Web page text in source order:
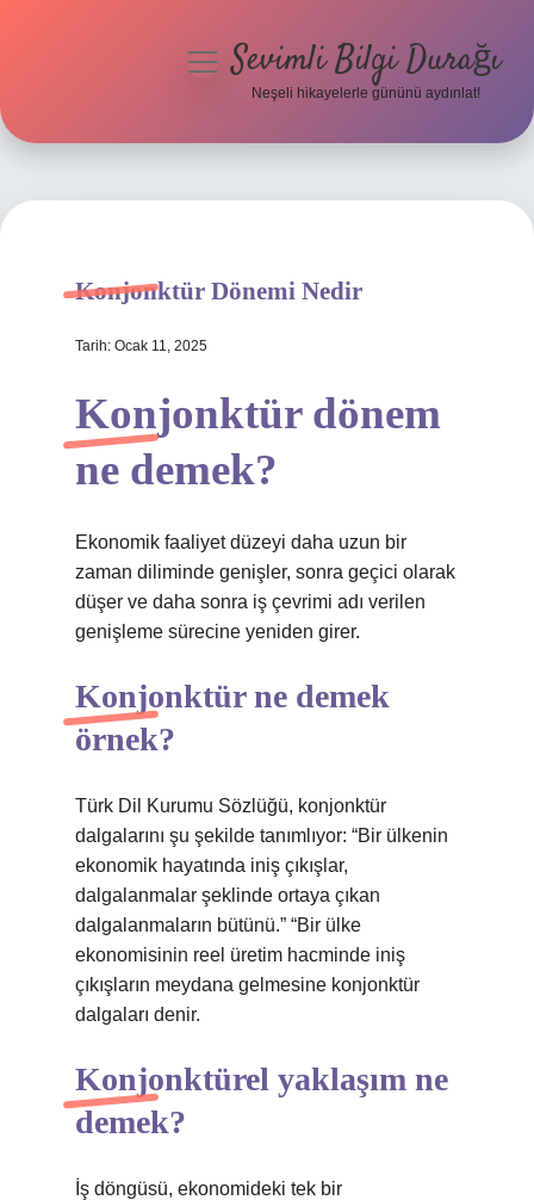
Hakkımızda
menüyüSevimli Bilgi Durağı
Neşeli hikayelerle gününü aydınlat!
Konjonktür Dönemi Nedir
Tarih: Ocak 11, 2025
Konjonktür dönem
ne demek?
Ekonomik faaliyet düzeyi daha uzun bir
zaman diliminde genişler, sonra geçici olarak
düşer ve daha sonra iş çevrimi adı verilen
genişleme sürecine yeniden girer.
Konjonktür ne demek
örnek?
Türk Dil Kurumu Sözlüğü, konjonktür
dalgalarını şu şekilde tanımlıyor: “Bir ülkenin
ekonomik hayatında iniş çıkışlar,
dalgalanmalar şeklinde ortaya çıkan
dalgalanmaların bütünü.” “Bir ülke
ekonomisinin reel üretim hacminde iniş
çıkışların meydana gelmesine konjonktür
dalgaları denir.
Konjonktürel yaklaşım ne
demek?
İş döngüsü, ekonomideki tek bir